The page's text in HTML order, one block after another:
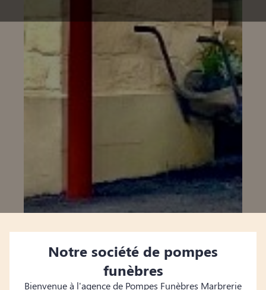
Notre société de pompes
funèbres
Bienvenue à l'agence de Pompes Funèbres Marbrerie